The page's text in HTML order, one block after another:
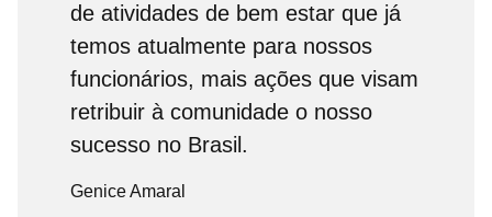
de atividades de bem estar que já
temos atualmente para nossos
funcionários, mais ações que visam
retribuir à comunidade o nosso
sucesso no Brasil.
Genice Amaral